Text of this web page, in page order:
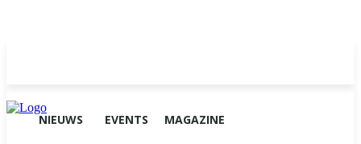
NIEUWS EVENTS MAGAZINE